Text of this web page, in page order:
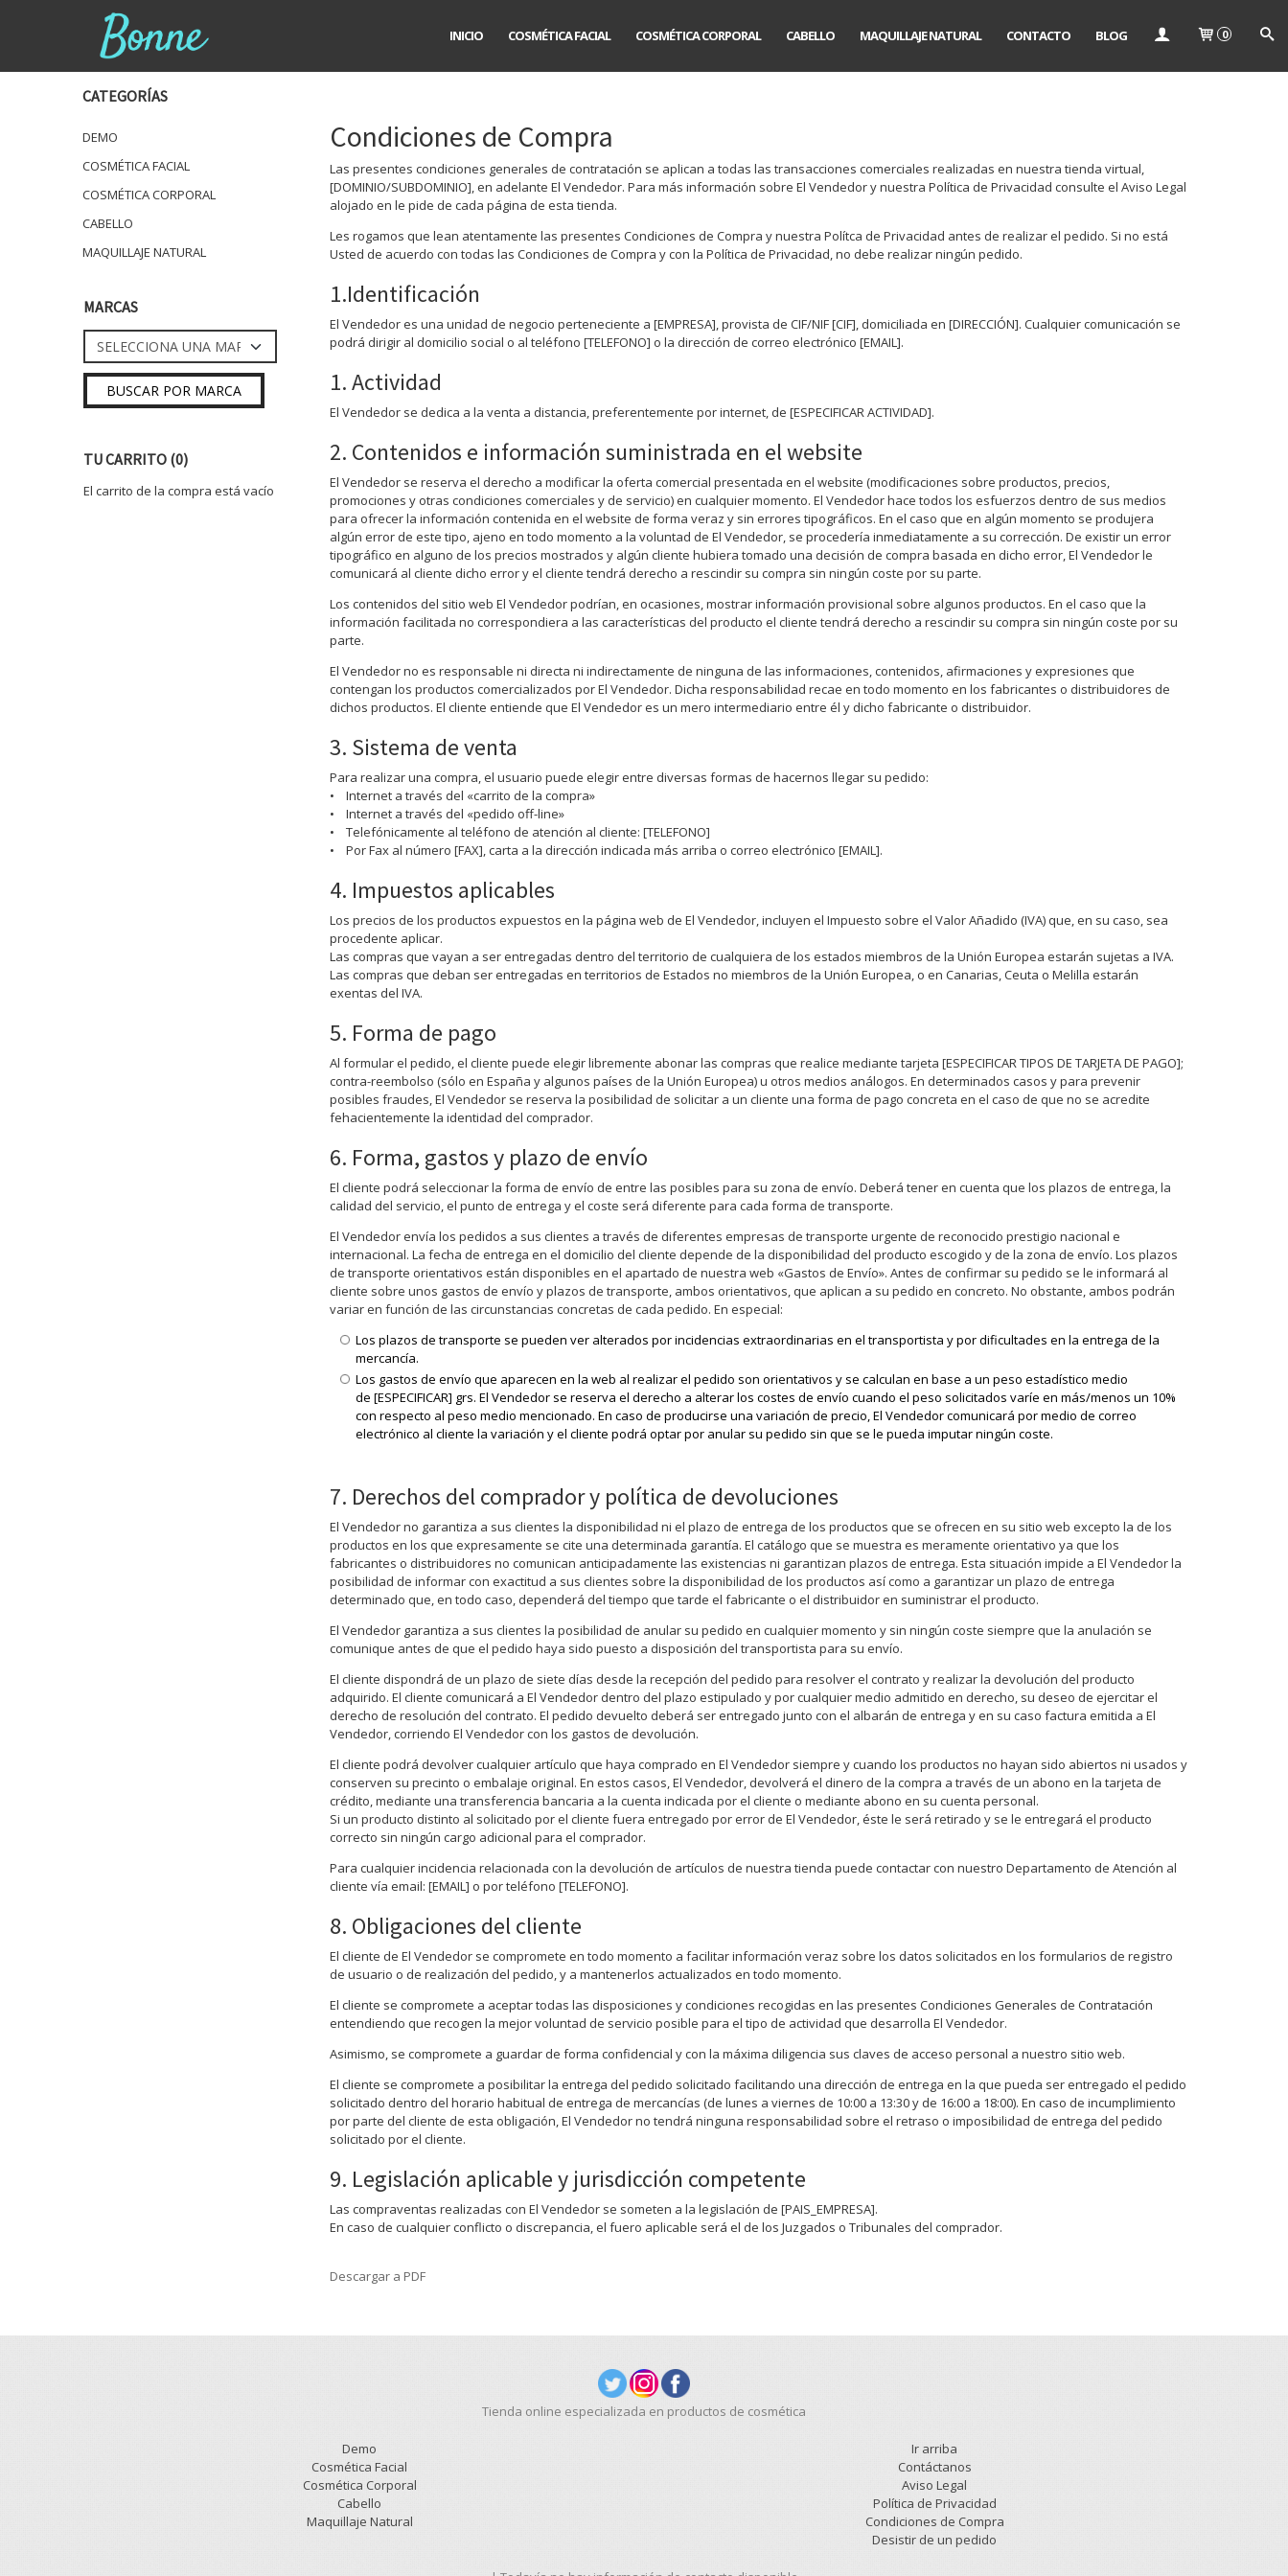
INICIO COSMÉTICA FACIAL COSMÉTICA CORPORAL CABELLO MAQUILLAJE NATURAL CONTACTO BLOG 0
CATEGORÍAS
DEMO
COSMÉTICA FACIAL
COSMÉTICA CORPORAL
CABELLO
MAQUILLAJE NATURAL
MARCAS
TU CARRITO (0)
El carrito de la compra está vacío
Condiciones de Compra
Las presentes condiciones generales de contratación se aplican a todas las transacciones comerciales realizadas en nuestra tienda virtual,
[DOMINIO/SUBDOMINIO], en adelante El Vendedor. Para más información sobre El Vendedor y nuestra Política de Privacidad consulte el Aviso Legal
alojado en le pide de cada página de esta tienda.
Les rogamos que lean atentamente las presentes Condiciones de Compra y nuestra Polítca de Privacidad antes de realizar el pedido. Si no está
Usted de acuerdo con todas las Condiciones de Compra y con la Política de Privacidad, no debe realizar ningún pedido.
1.Identificación
El Vendedor es una unidad de negocio perteneciente a [EMPRESA], provista de CIF/NIF [CIF], domiciliada en [DIRECCIÓN]. Cualquier comunicación se
podrá dirigir al domicilio social o al teléfono [TELEFONO] o la dirección de correo electrónico [EMAIL].
1. Actividad
El Vendedor se dedica a la venta a distancia, preferentemente por internet, de [ESPECIFICAR ACTIVIDAD].
2. Contenidos e información suministrada en el website
El Vendedor se reserva el derecho a modificar la oferta comercial presentada en el website (modificaciones sobre productos, precios,
promociones y otras condiciones comerciales y de servicio) en cualquier momento. El Vendedor hace todos los esfuerzos dentro de sus medios
para ofrecer la información contenida en el website de forma veraz y sin errores tipográficos. En el caso que en algún momento se produjera
algún error de este tipo, ajeno en todo momento a la voluntad de El Vendedor, se procedería inmediatamente a su corrección. De existir un error
tipográfico en alguno de los precios mostrados y algún cliente hubiera tomado una decisión de compra basada en dicho error, El Vendedor le
comunicará al cliente dicho error y el cliente tendrá derecho a rescindir su compra sin ningún coste por su parte.
Los contenidos del sitio web El Vendedor podrían, en ocasiones, mostrar información provisional sobre algunos productos. En el caso que la
información facilitada no correspondiera a las características del producto el cliente tendrá derecho a rescindir su compra sin ningún coste por su
parte.
El Vendedor no es responsable ni directa ni indirectamente de ninguna de las informaciones, contenidos, afirmaciones y expresiones que
contengan los productos comercializados por El Vendedor. Dicha responsabilidad recae en todo momento en los fabricantes o distribuidores de
dichos productos. El cliente entiende que El Vendedor es un mero intermediario entre él y dicho fabricante o distribuidor.
3. Sistema de venta
Para realizar una compra, el usuario puede elegir entre diversas formas de hacernos llegar su pedido:
• Internet a través del «carrito de la compra»
• Internet a través del «pedido off-line»
• Telefónicamente al teléfono de atención al cliente: [TELEFONO]
• Por Fax al número [FAX], carta a la dirección indicada más arriba o correo electrónico [EMAIL].
4. Impuestos aplicables
Los precios de los productos expuestos en la página web de El Vendedor, incluyen el Impuesto sobre el Valor Añadido (IVA) que, en su caso, sea
procedente aplicar.
Las compras que vayan a ser entregadas dentro del territorio de cualquiera de los estados miembros de la Unión Europea estarán sujetas a IVA.
Las compras que deban ser entregadas en territorios de Estados no miembros de la Unión Europea, o en Canarias, Ceuta o Melilla estarán
exentas del IVA.
5. Forma de pago
Al formular el pedido, el cliente puede elegir libremente abonar las compras que realice mediante tarjeta [ESPECIFICAR TIPOS DE TARJETA DE PAGO];
contra-reembolso (sólo en España y algunos países de la Unión Europea) u otros medios análogos. En determinados casos y para prevenir
posibles fraudes, El Vendedor se reserva la posibilidad de solicitar a un cliente una forma de pago concreta en el caso de que no se acredite
fehacientemente la identidad del comprador.
6. Forma, gastos y plazo de envío
El cliente podrá seleccionar la forma de envío de entre las posibles para su zona de envío. Deberá tener en cuenta que los plazos de entrega, la
calidad del servicio, el punto de entrega y el coste será diferente para cada forma de transporte.
El Vendedor envía los pedidos a sus clientes a través de diferentes empresas de transporte urgente de reconocido prestigio nacional e
internacional. La fecha de entrega en el domicilio del cliente depende de la disponibilidad del producto escogido y de la zona de envío. Los plazos
de transporte orientativos están disponibles en el apartado de nuestra web «Gastos de Envío». Antes de confirmar su pedido se le informará al
cliente sobre unos gastos de envío y plazos de transporte, ambos orientativos, que aplican a su pedido en concreto. No obstante, ambos podrán
variar en función de las circunstancias concretas de cada pedido. En especial:
Los plazos de transporte se pueden ver alterados por incidencias extraordinarias en el transportista y por dificultades en la entrega de la
mercancía.
Los gastos de envío que aparecen en la web al realizar el pedido son orientativos y se calculan en base a un peso estadístico medio
de [ESPECIFICAR] grs. El Vendedor se reserva el derecho a alterar los costes de envío cuando el peso solicitados varíe en más/menos un 10%
con respecto al peso medio mencionado. En caso de producirse una variación de precio, El Vendedor comunicará por medio de correo
electrónico al cliente la variación y el cliente podrá optar por anular su pedido sin que se le pueda imputar ningún coste.
7. Derechos del comprador y política de devoluciones
El Vendedor no garantiza a sus clientes la disponibilidad ni el plazo de entrega de los productos que se ofrecen en su sitio web excepto la de los
productos en los que expresamente se cite una determinada garantía. El catálogo que se muestra es meramente orientativo ya que los
fabricantes o distribuidores no comunican anticipadamente las existencias ni garantizan plazos de entrega. Esta situación impide a El Vendedor la
posibilidad de informar con exactitud a sus clientes sobre la disponibilidad de los productos así como a garantizar un plazo de entrega
determinado que, en todo caso, dependerá del tiempo que tarde el fabricante o el distribuidor en suministrar el producto.
El Vendedor garantiza a sus clientes la posibilidad de anular su pedido en cualquier momento y sin ningún coste siempre que la anulación se
comunique antes de que el pedido haya sido puesto a disposición del transportista para su envío.
El cliente dispondrá de un plazo de siete días desde la recepción del pedido para resolver el contrato y realizar la devolución del producto
adquirido. El cliente comunicará a El Vendedor dentro del plazo estipulado y por cualquier medio admitido en derecho, su deseo de ejercitar el
derecho de resolución del contrato. El pedido devuelto deberá ser entregado junto con el albarán de entrega y en su caso factura emitida a El
Vendedor, corriendo El Vendedor con los gastos de devolución.
El cliente podrá devolver cualquier artículo que haya comprado en El Vendedor siempre y cuando los productos no hayan sido abiertos ni usados y
conserven su precinto o embalaje original. En estos casos, El Vendedor, devolverá el dinero de la compra a través de un abono en la tarjeta de
crédito, mediante una transferencia bancaria a la cuenta indicada por el cliente o mediante abono en su cuenta personal.
Si un producto distinto al solicitado por el cliente fuera entregado por error de El Vendedor, éste le será retirado y se le entregará el producto
correcto sin ningún cargo adicional para el comprador.
Para cualquier incidencia relacionada con la devolución de artículos de nuestra tienda puede contactar con nuestro Departamento de Atención al
cliente vía email: [EMAIL] o por teléfono [TELEFONO].
8. Obligaciones del cliente
El cliente de El Vendedor se compromete en todo momento a facilitar información veraz sobre los datos solicitados en los formularios de registro
de usuario o de realización del pedido, y a mantenerlos actualizados en todo momento.
El cliente se compromete a aceptar todas las disposiciones y condiciones recogidas en las presentes Condiciones Generales de Contratación
entendiendo que recogen la mejor voluntad de servicio posible para el tipo de actividad que desarrolla El Vendedor.
Asimismo, se compromete a guardar de forma confidencial y con la máxima diligencia sus claves de acceso personal a nuestro sitio web.
El cliente se compromete a posibilitar la entrega del pedido solicitado facilitando una dirección de entrega en la que pueda ser entregado el pedido
solicitado dentro del horario habitual de entrega de mercancías (de lunes a viernes de 10:00 a 13:30 y de 16:00 a 18:00). En caso de incumplimiento
por parte del cliente de esta obligación, El Vendedor no tendrá ninguna responsabilidad sobre el retraso o imposibilidad de entrega del pedido
solicitado por el cliente.
9. Legislación aplicable y jurisdicción competente
Las compraventas realizadas con El Vendedor se someten a la legislación de [PAIS_EMPRESA].
En caso de cualquier conflicto o discrepancia, el fuero aplicable será el de los Juzgados o Tribunales del comprador.
Descargar a PDF
Tienda online especializada en productos de cosmética
Demo
Cosmética Facial
Cosmética Corporal
Cabello
Maquillaje Natural
Ir arriba
Contáctanos
Aviso Legal
Política de Privacidad
Condiciones de Compra
Desistir de un pedido